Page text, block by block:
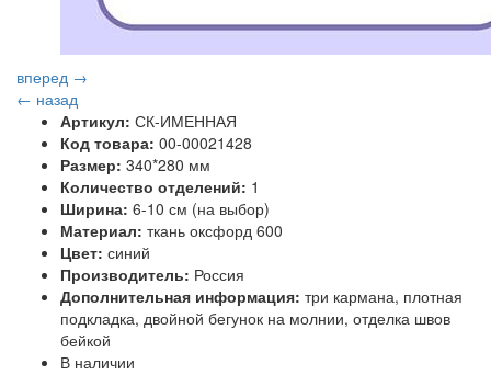
вперед →
← назад
Артикул: СК-ИМЕННАЯ
Код товара: 00-00021428
Размер: 340*280 мм
Количество отделений: 1
Ширина: 6-10 см (на выбор)
Материал: ткань оксфорд 600
Цвет: синий
Производитель: Россия
Дополнительная информация: три кармана, плотная
подкладка, двойной бегунок на молнии, отделка швов
бейкой
В наличии